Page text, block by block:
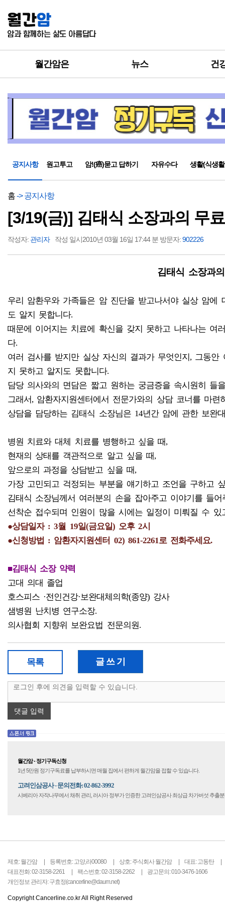
월간암은 뉴스 건
공지사항 원고투고 암!(癌)묻고 답하기 자유수다 생활(식생
홈-> 공지사항
[3/19(금)] 김태식 소장과의 무
작성자: 관리자 작성 일시2010년 03월 16일 17:44 분 방문자:902226
김태식 소장과
우리 암환우와 가족들은 암 진단을 받고나서야 실상 암에
도 알지 못합니다.
때문에 이어지는 치료에 확신을 갖지 못하고 나타나는 여
다.
여러 검사를 받지만 실상 자신의 결과가 무엇인지, 그동안
지 못하고 알지도 못합니다.
담당 의사와의 면담은 짧고 원하는 궁금증을 속시원히 들
그래서, 암환자지원센터에서 전문가와의 상담 코너를 마련
상담을 담당하는 김태식 소장님은 14년간 암에 관한 보완
병원 치료와 대체 치료를 병행하고 싶을 때,
현재의 상태를 객관적으로 알고 싶을 때,
앞으로의 과정을 상담받고 싶을 때,
가장 고민되고 걱정되는 부분을 얘기하고 조언을 구하고
김태식 소장님께서 여러분의 손을 잡아주고 이야기를 들
선착순 접수되며 인원이 많을 시에는 일정이 미뤄질 수 있
●상담일자 : 3월 19일(금요일) 오후 2시
●신청방법 : 암환자지원센터 02) 861-2261로 전화주세요.
■김태식 소장 약력
고대 의대 졸업
호스피스 ·전인건강·보완대체의학(종양) 강사
샘병원 난치병 연구소장.
의사협회 지향위 보완요법 전문의원.
목록 글 쓰 기
댓글 입력
월간암 - 정기구독신청
1년 5만원 정기구독료를 납부하시면 매월 집에서 편하게 월간암을 접할 수 있습니다.
고려인삼공사 - 문의전화: 02-862-3992
시베리아 자작나무에서 채취 관리, 러시아 정부가 인증한 고려인삼공사 최상급 차가버섯 추출
제호: 월간암 등록번호: 고양,라00080 상호: 주식회사 월간암
대표: 고동탄
대표전화: 02-3158-2261
팩스번호: 02-3158-2262
광고문의: 010-3476-1606
개인정보 관리자: 구효정(cancerline@daum.net)
Copyright Cancerline.co.kr All Right Reserved